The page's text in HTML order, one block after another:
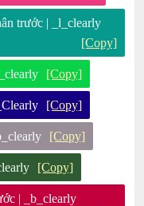
trước | _l_clearly
[Copy]
[Copy]
[Copy]
[Copy]
[Copy]
| _b_clearly